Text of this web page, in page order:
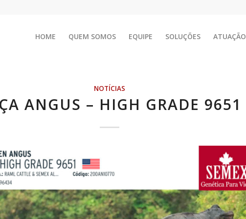
HOME QUEM SOMOS EQUIPE SOLUÇÕES ATUAÇÃO
NOTÍCIAS
ANGUS – HIGH GRADE 9651